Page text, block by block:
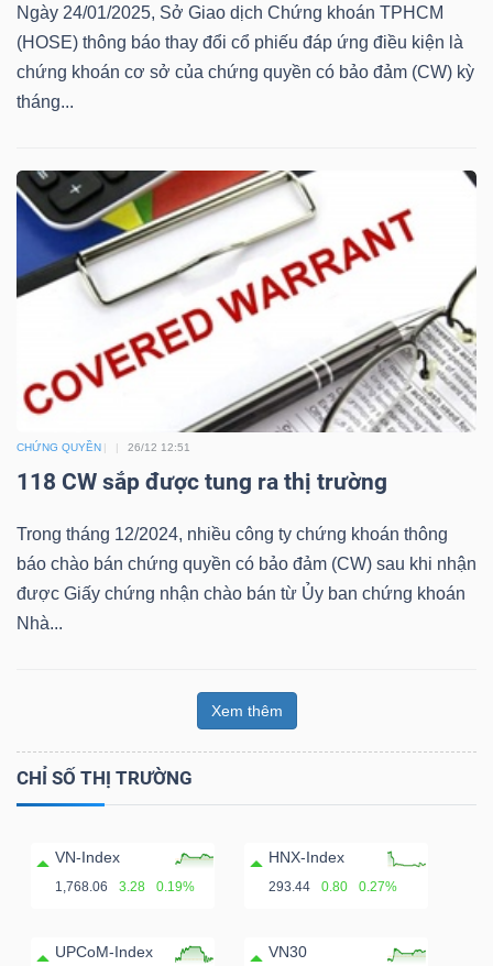
Ngày 24/01/2025, Sở Giao dịch Chứng khoán TPHCM
(HOSE) thông báo thay đổi cổ phiếu đáp ứng điều kiện là
chứng khoán cơ sở của chứng quyền có bảo đảm (CW) kỳ
tháng...
CHỨNG QUYỀN 26/12 12:51
118 CW sắp được tung ra thị trường
Trong tháng 12/2024, nhiều công ty chứng khoán thông
báo chào bán chứng quyền có bảo đảm (CW) sau khi nhận
được Giấy chứng nhận chào bán từ Ủy ban chứng khoán
Nhà...
Xem thêm
CHỈ SỐ THỊ TRƯỜNG
VN-Index
1,768.06 3.28 0.19%
HNX-Index
293.44 0.80 0.27%
UPCoM-Index VN30
khoán
(-)
Tất cả
Lãnh
đạo
(-)
Tất cả Người nội bộ Người liên quan Cổ đông lớn
tức
(-)
Bài
của
tác
giả
(-)
phân
tích
Thuật
(-)